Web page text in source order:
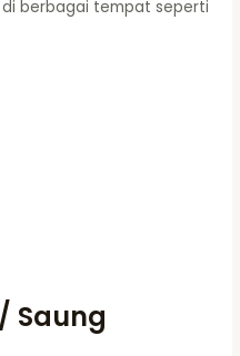
berbagai tempat seperti
Saung